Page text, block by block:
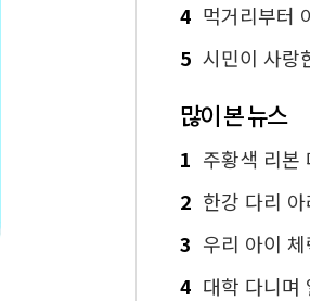
4 먹거리부터 야경
5 시민이 사랑한 '찐'
많이 본 뉴스
1 주황색 리본 따라 한강
2 한강 다리 아래서
3 우리 아이 체력이
4 대학 다니며 일